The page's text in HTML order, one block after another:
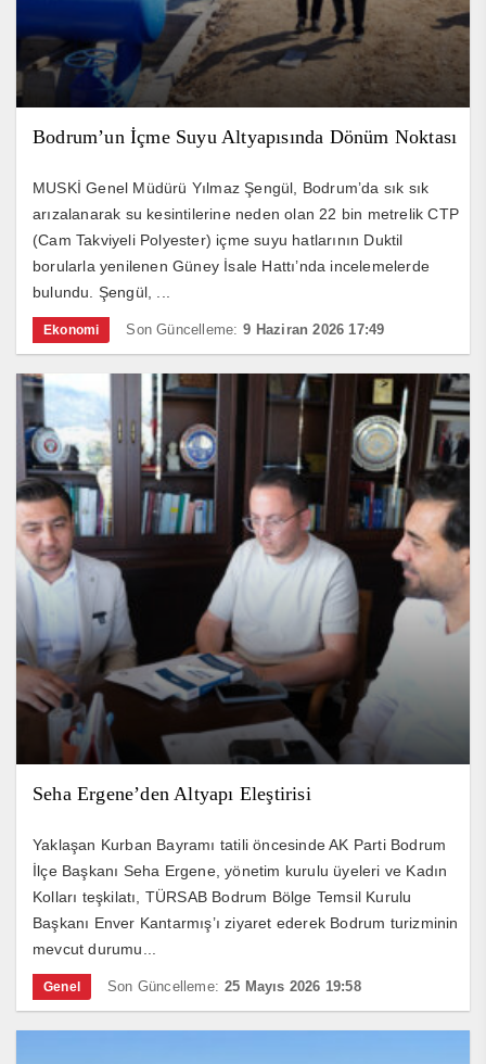
Bodrum’un İçme Suyu Altyapısında Dönüm Noktası
MUSKİ Genel Müdürü Yılmaz Şengül, Bodrum’da sık sık
arızalanarak su kesintilerine neden olan 22 bin metrelik CTP
(Cam Takviyeli Polyester) içme suyu hatlarının Duktil
borularla yenilenen Güney İsale Hattı’nda incelemelerde
bulundu. Şengül, ...
Ekonomi Son Güncelleme: 9 Haziran 2026 17:49
Seha Ergene’den Altyapı Eleştirisi
Yaklaşan Kurban Bayramı tatili öncesinde AK Parti Bodrum
İlçe Başkanı Seha Ergene, yönetim kurulu üyeleri ve Kadın
Kolları teşkilatı, TÜRSAB Bodrum Bölge Temsil Kurulu
Başkanı Enver Kantarmış’ı ziyaret ederek Bodrum turizminin
mevcut durumu...
Genel Son Güncelleme: 25 Mayıs 2026 19:58